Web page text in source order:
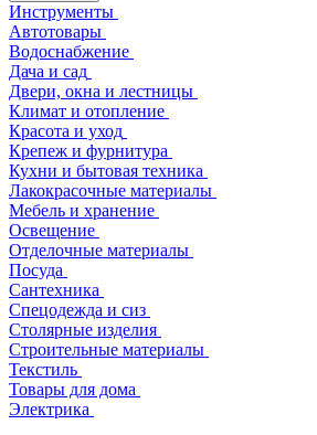
Инструменты
Автотовары
Водоснабжение
Дача и сад
Двери, окна и лестницы
Климат и отопление
Красота и уход
Крепеж и фурнитура
Кухни и бытовая техника
Лакокрасочные материалы
Мебель и хранение
Освещение
Отделочные материалы
Посуда
Сантехника
Спецодежда и сиз
Столярные изделия
Строительные материалы
Текстиль
Товары для дома
Электрика